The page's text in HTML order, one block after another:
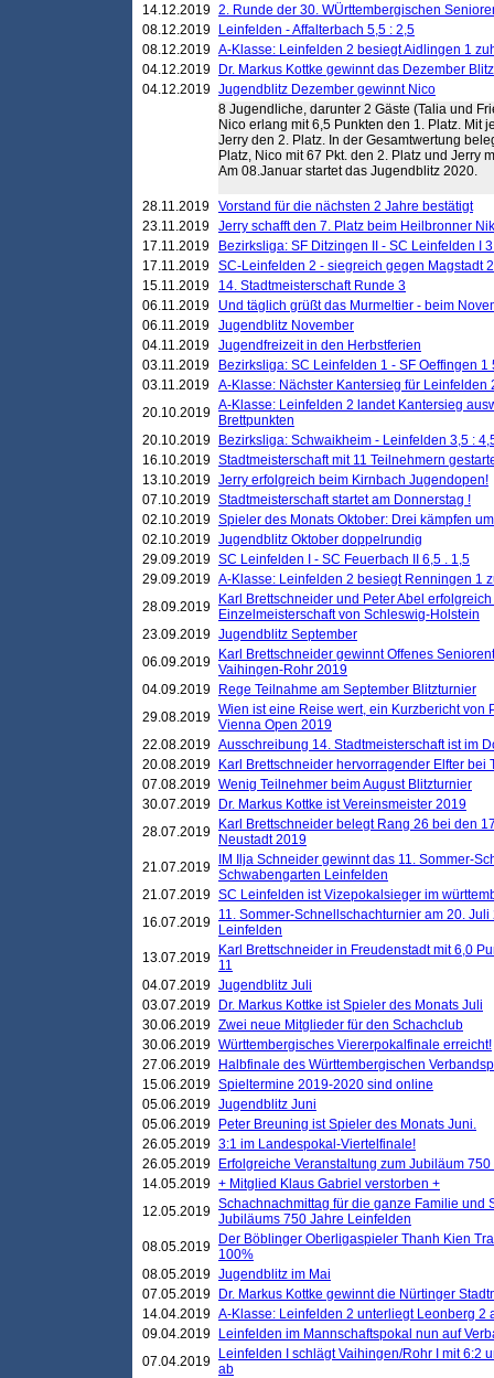
14.12.2019 2. Runde der 30. WÜrttembergischen
08.12.2019
Leinfelden - Affalterbach 5,5 : 2,5
08.12.2019 A-Klasse: Leinfelden 2 besiegt Aidlingen 1
04.12.2019
Dr. Markus Kottke gewinnt das Dezember
04.12.2019 Jugendblitz Dezember gewinnt Nico
8 Jugendliche, darunter 2 Gäste (Talia und
Nico erlang mit 6,5 Punkten den 1. Platz. Mit
Jerry den 2. Platz. In der Gesamtwertung
Platz, Nico mit 67 Pkt. den 2. Platz und Jerry
Am 08.Januar startet das Jugendblitz 2020.
28.11.2019 Vorstand für die nächsten 2 Jahre bestätigt
23.11.2019 Jerry schafft den 7. Platz beim Heilbronner
17.11.2019
Bezirksliga: SF Ditzingen II - SC Leinfelden I
17.11.2019 SC-Leinfelden 2 - siegreich gegen Magstadt 2
15.11.2019
14. Stadtmeisterschaft Runde 3
06.11.2019
Und täglich grüßt das Murmeltier - beim
06.11.2019 Jugendblitz November
04.11.2019 Jugendfreizeit in den Herbstferien
03.11.2019
Bezirksliga: SC Leinfelden 1 - SF Oeffingen 1
03.11.2019 A-Klasse: Nächster Kantersieg für Leinfelden
20.10.2019 A-Klasse: Leinfelden 2 landet Kantersieg
Brettpunkten
20.10.2019
Bezirksliga: Schwaikheim - Leinfelden 3,5 :
16.10.2019 Stadtmeisterschaft mit 11 Teilnehmern
13.10.2019 Jerry erfolgreich beim Kirnbach Jugendopen!
07.10.2019 Stadtmeisterschaft startet am Donnerstag !
02.10.2019 Spieler des Monats Oktober: Drei kämpfen
02.10.2019 Jugendblitz Oktober doppelrundig
29.09.2019 SC Leinfelden I - SC Feuerbach II 6,5 . 1,5
29.09.2019 A-Klasse: Leinfelden 2 besiegt Renningen 1
28.09.2019
Karl Brettschneider und Peter Abel
Einzelmeisterschaft von Schleswig-Holstein
23.09.2019 Jugendblitz September
06.09.2019
Karl Brettschneider gewinnt Offenes
Vaihingen-Rohr 2019
04.09.2019
Rege Teilnahme am September Blitzturnier
29.08.2019 Wien ist eine Reise wert, ein Kurzbericht von
Vienna Open 2019
22.08.2019 Ausschreibung 14. Stadtmeisterschaft ist im
20.08.2019
Karl Brettschneider hervorragender Elfter bei
07.08.2019 Wenig Teilnehmer beim August Blitzturnier
30.07.2019
Dr. Markus Kottke ist Vereinsmeister 2019
28.07.2019
Karl Brettschneider belegt Rang 26 bei den
Neustadt 2019
21.07.2019
IM Ilja Schneider gewinnt das 11. Sommer-
Schwabengarten Leinfelden
21.07.2019 SC Leinfelden ist Vizepokalsieger im
16.07.2019 11. Sommer-Schnellschachturnier am 20.
Leinfelden
13.07.2019
Karl Brettschneider in Freudenstadt mit 6,0
11
04.07.2019 Jugendblitz Juli
03.07.2019
Dr. Markus Kottke ist Spieler des Monats Juli
30.06.2019 Zwei neue Mitglieder für den Schachclub
30.06.2019 Württembergisches Viererpokalfinale erreicht!
27.06.2019
Halbfinale des Württembergischen
15.06.2019 Spieltermine 2019-2020 sind online
05.06.2019 Jugendblitz Juni
05.06.2019
Peter Breuning ist Spieler des Monats Juni.
26.05.2019 3:1 im Landespokal-Viertelfinale!
26.05.2019
Erfolgreiche Veranstaltung zum Jubiläum
14.05.2019 + Mitglied Klaus Gabriel verstorben +
12.05.2019 Schachnachmittag für die ganze Familie und
Jubiläums 750 Jahre Leinfelden
08.05.2019
Der Böblinger Oberligaspieler Thanh Kien
100%
08.05.2019 Jugendblitz im Mai
07.05.2019
Dr. Markus Kottke gewinnt die Nürtinger
14.04.2019 A-Klasse: Leinfelden 2 unterliegt Leonberg 2
09.04.2019
Leinfelden im Mannschaftspokal nun auf
07.04.2019
Leinfelden I schlägt Vaihingen/Rohr I mit 6:2
ab